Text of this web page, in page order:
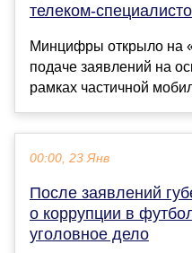
телеком-
Минцифры открыло на
подаче заявлений на
рамках частичной
00:00, 23 Янв
После заявлений
о коррупции в
уголовное дело